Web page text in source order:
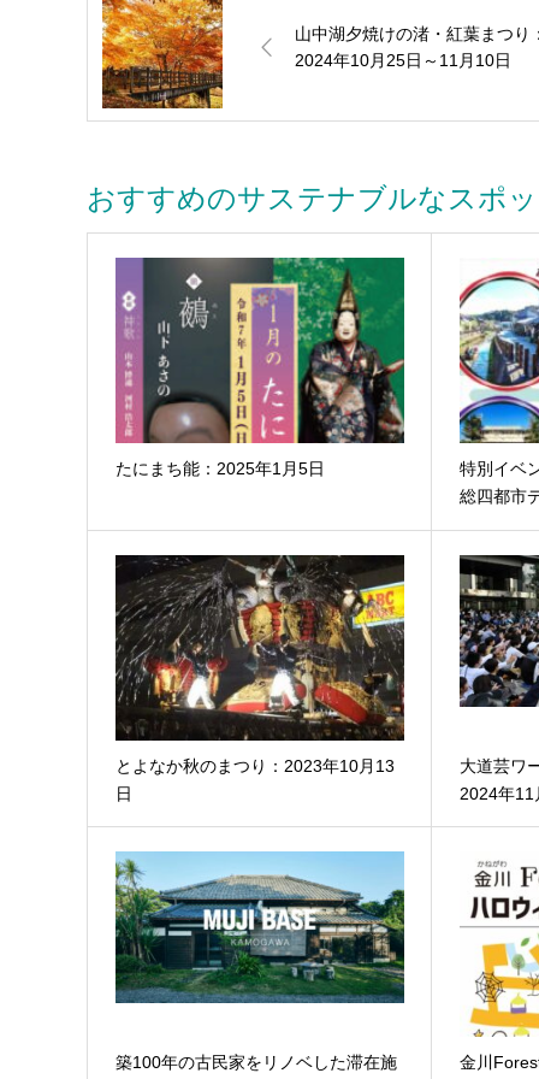
山中湖夕焼けの渚・紅葉まつり：
2024年10月25日～11月10日
おすすめのサステナブルなスポッ
たにまち能：2025年1月5日
特別イベ
総四都市
とよなか秋のまつり：2023年10月13
日
大道芸ワ
2024年11
築100年の古民家をリノベした滞在施 金川